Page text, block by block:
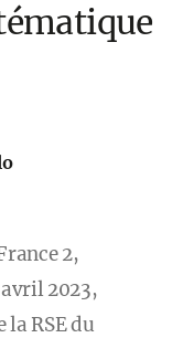
2,
2023,
la RSE du